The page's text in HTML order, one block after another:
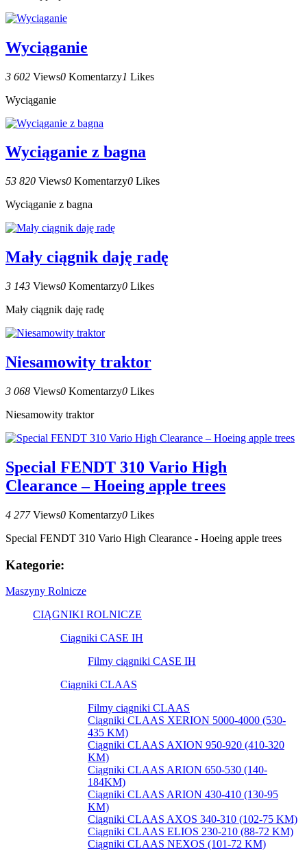
Wyciąganie
3 602 Views0 Komentarzy1 Likes
Wyciąganie
Wyciąganie z bagna
53 820 Views0 Komentarzy0 Likes
Wyciąganie z bagna
Mały ciągnik daję radę
3 143 Views0 Komentarzy0 Likes
Mały ciągnik daję radę
Niesamowity traktor
3 068 Views0 Komentarzy0 Likes
Niesamowity traktor
Special FENDT 310 Vario High
Clearance – Hoeing apple trees
4 277 Views0 Komentarzy0 Likes
Special FENDT 310 Vario High Clearance - Hoeing apple trees
Kategorie:
Maszyny Rolnicze
CIĄGNIKI ROLNICZE
Ciągniki CASE IH
Filmy ciągniki CASE IH
Ciągniki CLAAS
Filmy ciągniki CLAAS
Ciągniki CLAAS XERION 5000-4000 (530-
435 KM)
Ciągniki CLAAS AXION 950-920 (410-320
KM)
Ciągniki CLAAS ARION 650-530 (140-
184KM)
Ciągniki CLAAS ARION 430-410 (130-95
KM)
Ciągniki CLAAS AXOS 340-310 (102-75 KM)
Ciągniki CLAAS ELIOS 230-210 (88-72 KM)
Ciągniki CLAAS NEXOS (101-72 KM)